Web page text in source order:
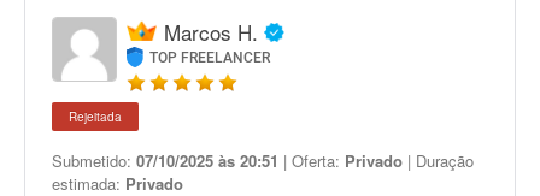
Marcos H.
TOP FREELANCER
Rejeitada
Submetido: 07/10/2025 às 20:51 | Oferta: Privado | Duração
estimada: Privado